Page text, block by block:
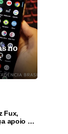
no
Fux,
apoio a